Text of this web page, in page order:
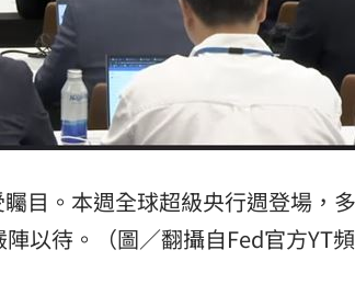
12:00
12:00
10:30
目。本週全球超級央行週登場，
以待。（圖／翻攝自Fed官方YT頻